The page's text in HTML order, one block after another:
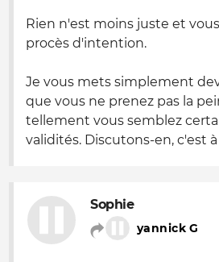
Rien n'est moins juste et
procès d'intention.
Je vous mets simplement
que vous ne prenez pas la
tellement vous semblez
validités. Discutons-en, c'est à
Sophie
yannick G